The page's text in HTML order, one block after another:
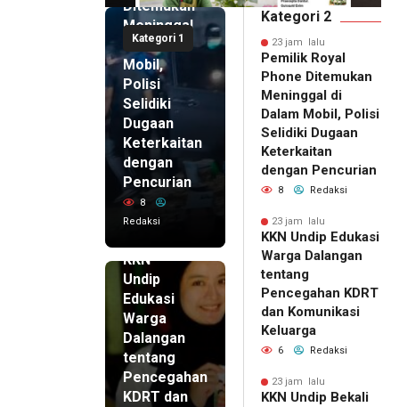
Kategori 1
Ditemukan
Meninggal
di Dalam
Mobil,
Polisi
Selidiki
Dugaan
Keterkaitan
dengan
Pencurian
8
Redaksi
KKN
Undip
Edukasi
Warga
Dalangan
tentang
Pencegahan
KDRT dan
Kategori 2
23 jam lalu
Pemilik Royal
Phone Ditemukan
Meninggal di
Dalam Mobil, Polisi
Selidiki Dugaan
Keterkaitan
dengan Pencurian
8 Redaksi
23 jam lalu
KKN Undip Edukasi
Warga Dalangan
tentang
Pencegahan KDRT
dan Komunikasi
Keluarga
6 Redaksi
23 jam lalu
KKN Undip Bekali